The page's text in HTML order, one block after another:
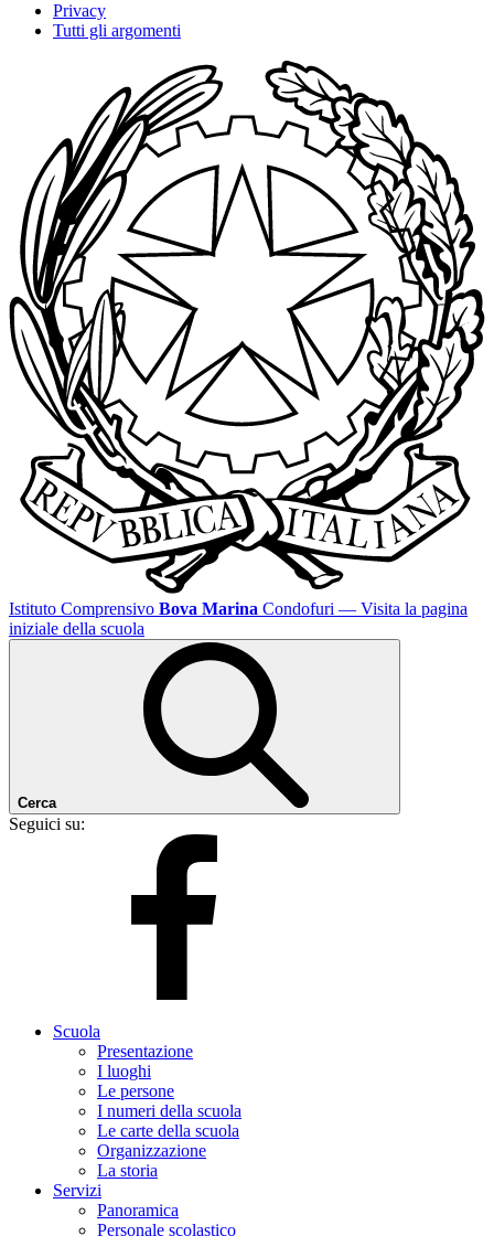
Privacy
Tutti gli argomenti
Istituto Comprensivo Bova Marina Condofuri — Visita la pagina
iniziale della scuola
Cerca
Seguici su:
Scuola
Presentazione
I luoghi
Le persone
I numeri della scuola
Le carte della scuola
Organizzazione
La storia
Servizi
Panoramica
Personale scolastico